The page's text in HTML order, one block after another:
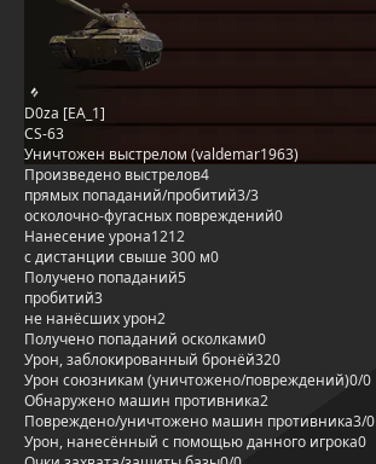
D0za [EA_1]
CS-63
Уничтожен выстрелом (valdemar1963)
Произведено выстрелов4
прямых попаданий/пробитий3/3
осколочно-фугасных повреждений0
Нанесение урона1212
с дистанции свыше 300 м0
Получено попаданий5
пробитий3
не нанёсших урон2
Получено попаданий осколками0
Урон, заблокированный бронёй320
Урон союзникам (уничтожено/повреждений)0/0
Обнаружено машин противника2
Повреждено/уничтожено машин противника3/0
Урон, нанесённый с помощью данного игрока0